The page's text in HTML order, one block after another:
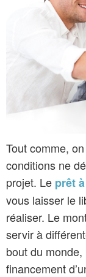
Tout comme,
conditions ne
projet. Le prêt
vous laisser le
réaliser. Le
servir à
bout du
financement